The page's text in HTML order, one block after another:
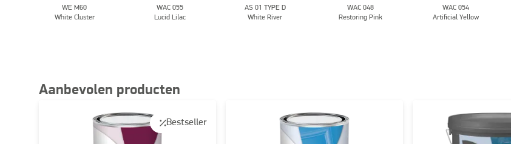
WE M60
White Cluster
WAC 055
Lucid Lilac
AS 01 TYPE D
White River
WAC 048
Restoring Pink
WAC 054
Artificial Yellow
Aanbevolen producten
Bestseller